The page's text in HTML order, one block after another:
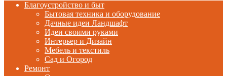
Благоустройство и быт
Бытовая техника и оборудование
Дачные идеи Ландшафт
Идеи своими руками
Интерьер и Дизайн
Мебель и текстиль
Сад и Огород
Ремонт